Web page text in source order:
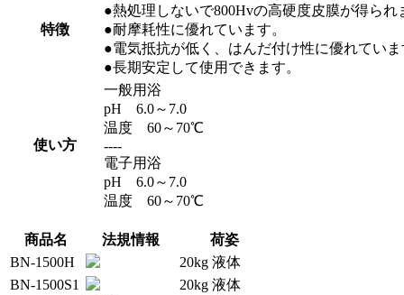
特徴
●熱処理しないで800Hvの高硬度皮膜が得られ
●耐摩耗性に優れています。
●電気抵抗が低く、はんだ付け性に優れてい
●長期安定して使用できます。
使い方
一般用浴
pH 6.0～7.0
温度 60～70℃
----
電子用浴
pH 6.0～7.0
温度 60～70℃
商品名 法規情報
荷姿
BN-1500H
20kg 液体
BN-1500S1
20kg 液体